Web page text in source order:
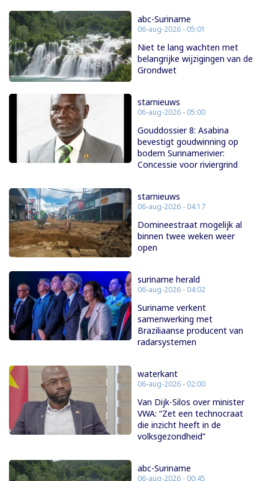
abc-Suriname
06-aug-2026 - 05:01
Niet te lang wachten met
belangrijke wijzigingen van de
Grondwet
starnieuws
06-aug-2026 - 05:00
Gouddossier 8: Asabina
bevestigt goudwinning op
bodem Surinamerivier:
Concessie voor riviergrind
starnieuws
06-aug-2026 - 04:17
Domineestraat mogelijk al
binnen twee weken weer
open
suriname herald
06-aug-2026 - 04:02
Suriname verkent
samenwerking met
Braziliaanse producent van
radarsystemen
waterkant
06-aug-2026 - 02:00
Van Dijk-Silos over minister
VWA: “Zet een technocraat
die inzicht heeft in de
volksgezondheid”
abc-Suriname
06-aug-2026 - 00:45